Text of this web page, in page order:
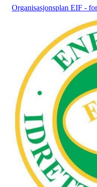
Organisasjonsplan EIF -